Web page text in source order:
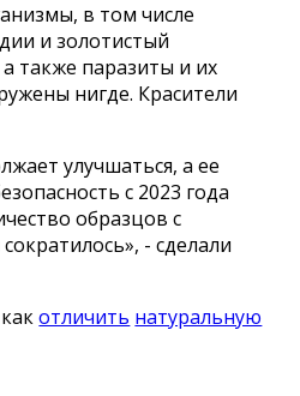
в том числе
и золотистый
также паразиты и их
нигде. Красители
улучшаться, а ее
с 2023 года
образцов с
- сделали
какотличить натуральную